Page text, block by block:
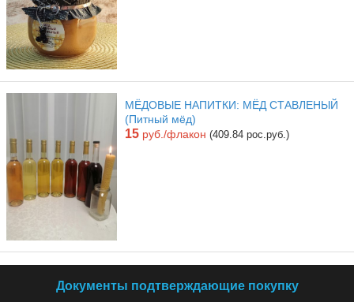
МЁДОВЫЕ НАПИТКИ: МЁД СТАВЛЕНЫЙ
(Питный мёд)
15 руб./флакон (409.84 рос.руб.)
Документы подтверждающие покупку